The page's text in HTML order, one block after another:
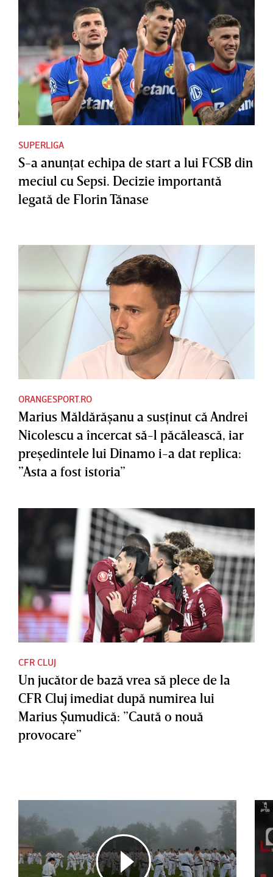
SUPERLIGA
S-a anunţat echipa de start a lui FCSB din
meciul cu Sepsi. Decizie importantă
legată de Florin Tănase
ORANGESPORT.RO
Marius Măldărăşanu a susţinut că Andrei
Nicolescu a încercat să-l păcălească, iar
preşedintele lui Dinamo i-a dat replica:
”Asta a fost istoria”
CFR CLUJ
Un jucător de bază vrea să plece de la
CFR Cluj imediat după numirea lui
Marius Şumudică: ”Caută o nouă
provocare”